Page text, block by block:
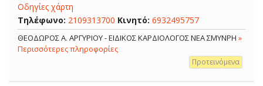
Οδηγίες χάρτη
Τηλέφωνο: 2109313700 Κινητό: 6932495757
ΘΕΟΔΩΡΟΣ Α. ΑΡΓΥΡΙΟΥ - ΕΙΔΙΚΟΣ ΚΑΡΔΙΟΛΟΓΟΣ ΝΕΑ ΣΜΥΝΡΗ »
Περισσότερες πληροφορίες
Προτεινόμενα